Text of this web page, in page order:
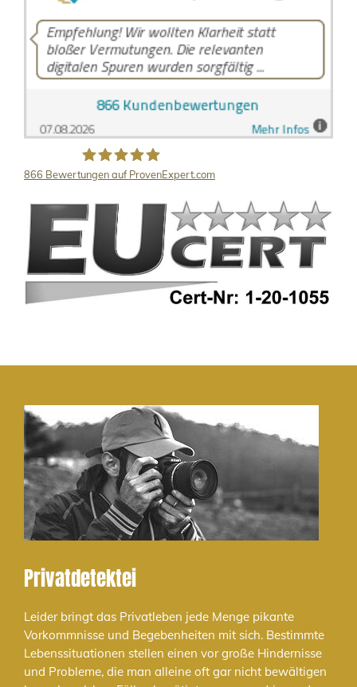
LB Detektive GmbH
866 Bewertungen auf ProvenExpert.com
Privatdetektei
Leider bringt das Privatleben jede Menge pikante
Vorkommnisse und Begebenheiten mit sich. Bestimmte
Lebenssituationen stellen einen vor große Hindernisse
und Probleme, die man alleine oft gar nicht bewältigen